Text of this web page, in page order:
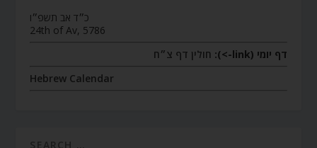
כ״ד אב תשפ״ו
24th of Av, 5786
דף יומי (link->):
חולין דף צ״ח
Hebrew Calendar